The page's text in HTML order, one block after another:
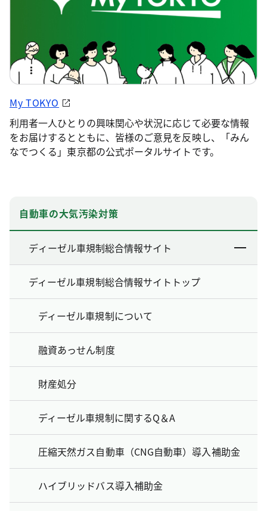
My TOKYO
利用者一人ひとりの興味関心や状況に応じて必要な情報
をお届けするとともに、皆様のご意見を反映し、「みん
なでつくる」東京都の公式ポータルサイトです。
自動車の大気汚染対策
ディーゼル車規制総合情報サイト
ディーゼル車規制総合情報サイトトップ
ディーゼル車規制について
融資あっせん制度
財産処分
ディーゼル車規制に関するQ＆A
圧縮天然ガス自動車（CNG自動車）導入補助金
ハイブリッドバス導入補助金